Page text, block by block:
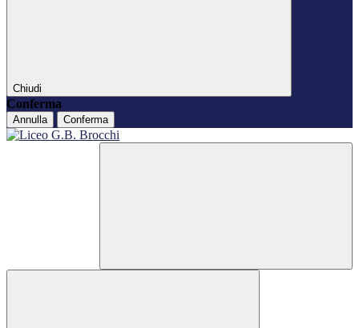
Chiudi
Conferma
Annulla Conferma